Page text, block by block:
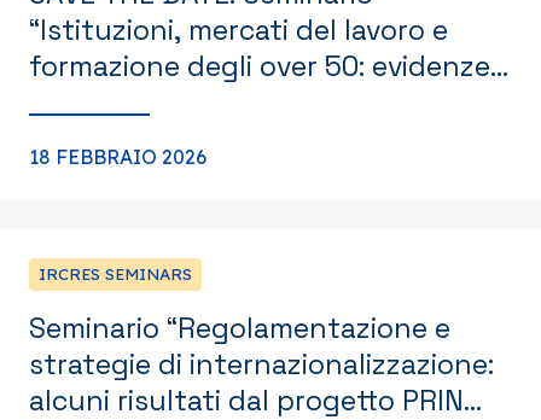
“Istituzioni, mercati del lavoro e
formazione degli over 50: evidenze
18 FEBBRAIO 2026
IRCRES SEMINARS
Seminario “Regolamentazione e
strategie di internazionalizzazione:
alcuni risultati dal progetto PRIN